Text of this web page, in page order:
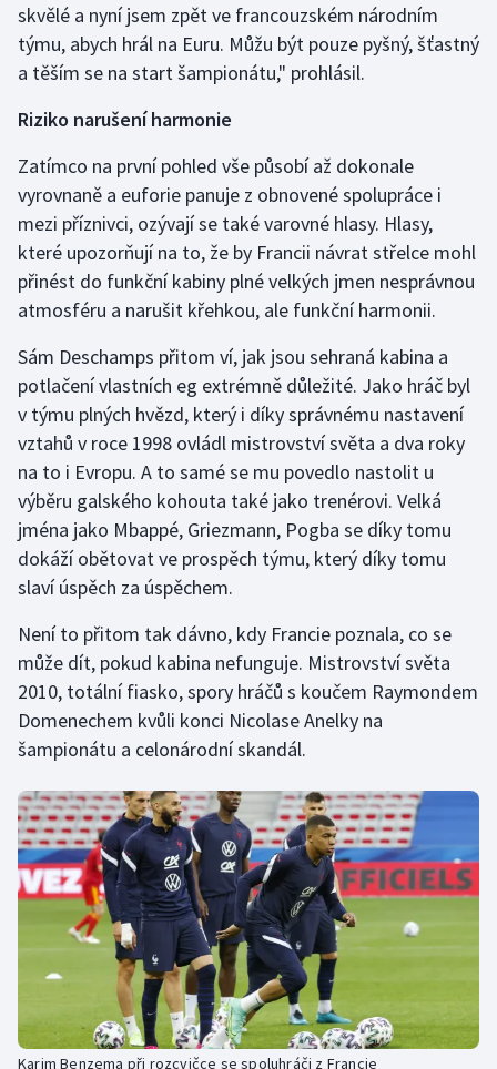
skvělé a nyní jsem zpět ve francouzském národním
týmu, abych hrál na Euru. Můžu být pouze pyšný, šťastný
a těším se na start šampionátu," prohlásil.
Riziko narušení harmonie
Zatímco na první pohled vše působí až dokonale
vyrovnaně a euforie panuje z obnovené spolupráce i
mezi příznivci, ozývají se také varovné hlasy. Hlasy,
které upozorňují na to, že by Francii návrat střelce mohl
přinést do funkční kabiny plné velkých jmen nesprávnou
atmosféru a narušit křehkou, ale funkční harmonii.
Sám Deschamps přitom ví, jak jsou sehraná kabina a
potlačení vlastních eg extrémně důležité. Jako hráč byl
v týmu plných hvězd, který i díky správnému nastavení
vztahů v roce 1998 ovládl mistrovství světa a dva roky
na to i Evropu. A to samé se mu povedlo nastolit u
výběru galského kohouta také jako trenérovi. Velká
jména jako Mbappé, Griezmann, Pogba se díky tomu
dokáží obětovat ve prospěch týmu, který díky tomu
slaví úspěch za úspěchem.
Není to přitom tak dávno, kdy Francie poznala, co se
může dít, pokud kabina nefunguje. Mistrovství světa
2010, totální fiasko, spory hráčů s koučem Raymondem
Domenechem kvůli konci Nicolase Anelky na
šampionátu a celonárodní skandál.
Karim Benzema při rozcvičce se spoluhráči z Francie